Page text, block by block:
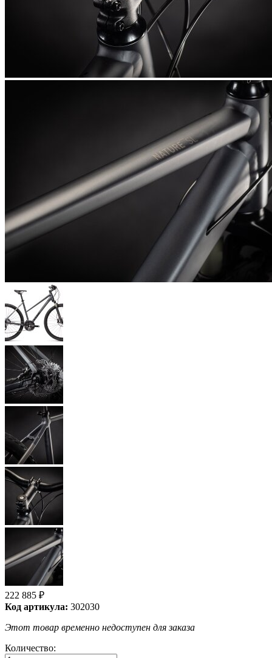
222 885 ₽
Код артикула: 302030
Этот товар временно недоступен для заказа
Количество: